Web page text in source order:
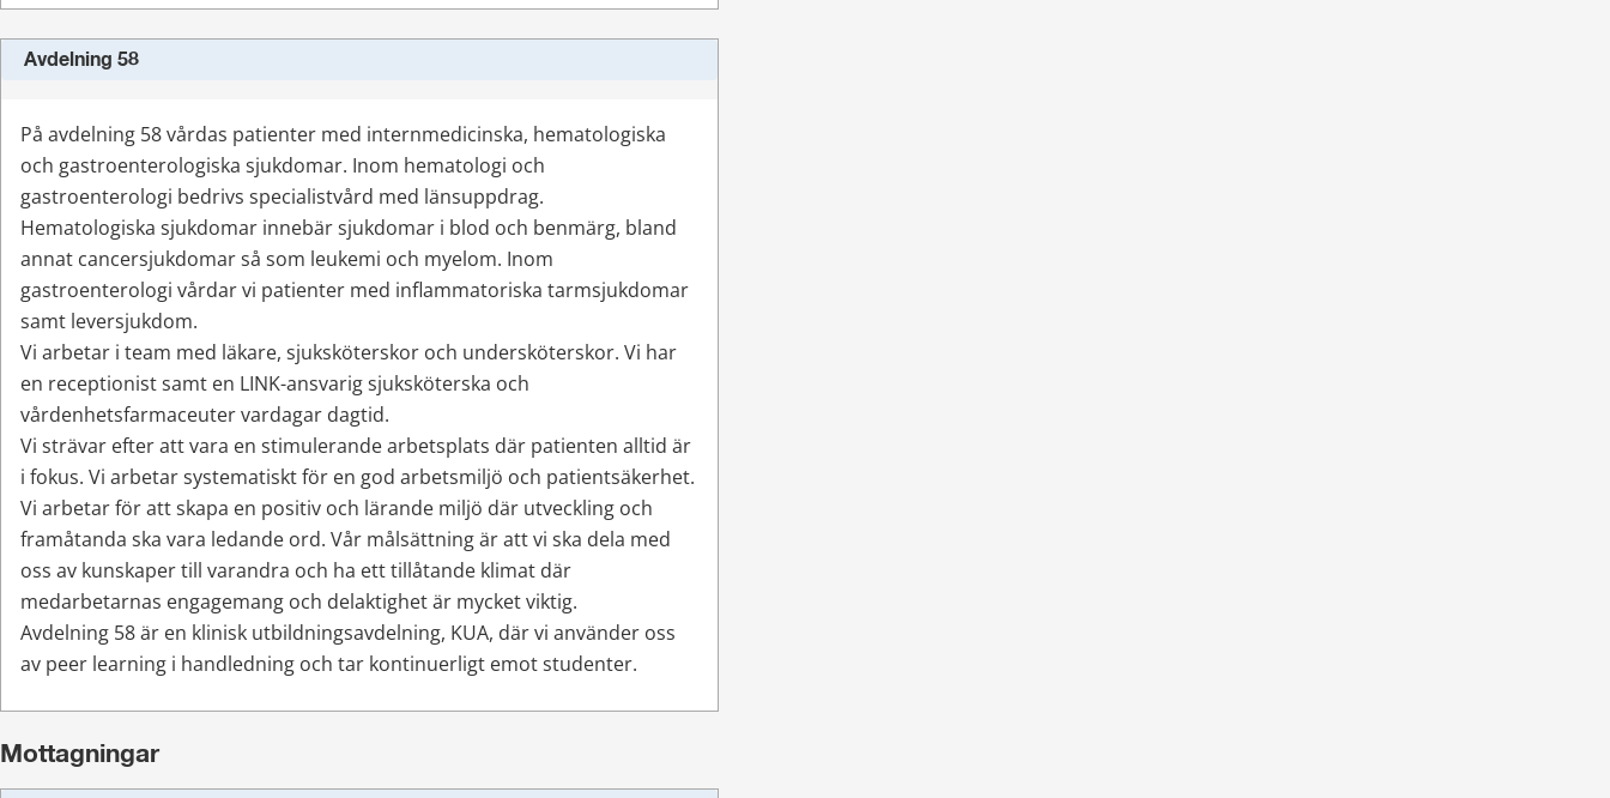
Avdelning 58
På avdelning 58 vårdas patienter med internmedicinska, hematologiska
och gastroenterologiska sjukdomar. Inom hematologi och
gastroenterologi bedrivs specialistvård med länsuppdrag.
Hematologiska sjukdomar innebär sjukdomar i blod och benmärg, bland
annat cancersjukdomar så som leukemi och myelom. Inom
gastroenterologi vårdar vi patienter med inflammatoriska tarmsjukdomar
samt leversjukdom.
Vi arbetar i team med läkare, sjuksköterskor och undersköterskor. Vi har
en receptionist samt en LINK-ansvarig sjuksköterska och
vårdenhetsfarmaceuter vardagar dagtid.
Vi strävar efter att vara en stimulerande arbetsplats där patienten alltid är
i fokus. Vi arbetar systematiskt för en god arbetsmiljö och patientsäkerhet.
Vi arbetar för att skapa en positiv och lärande miljö där utveckling och
framåtanda ska vara ledande ord. Vår målsättning är att vi ska dela med
oss av kunskaper till varandra och ha ett tillåtande klimat där
medarbetarnas engagemang och delaktighet är mycket viktig.
Avdelning 58 är en klinisk utbildningsavdelning, KUA, där vi använder oss
av peer learning i handledning och tar kontinuerligt emot studenter.
Mottagningar